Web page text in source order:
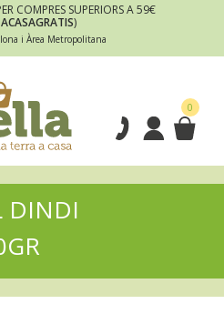
COMPRES SUPERIORS A 59€
ACASAGRATIS)
i Àrea Metropolitana
0
DINDI